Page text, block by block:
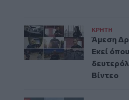
ΚΡΗΤΗ
Άμεση
Εκεί
Βίντεο